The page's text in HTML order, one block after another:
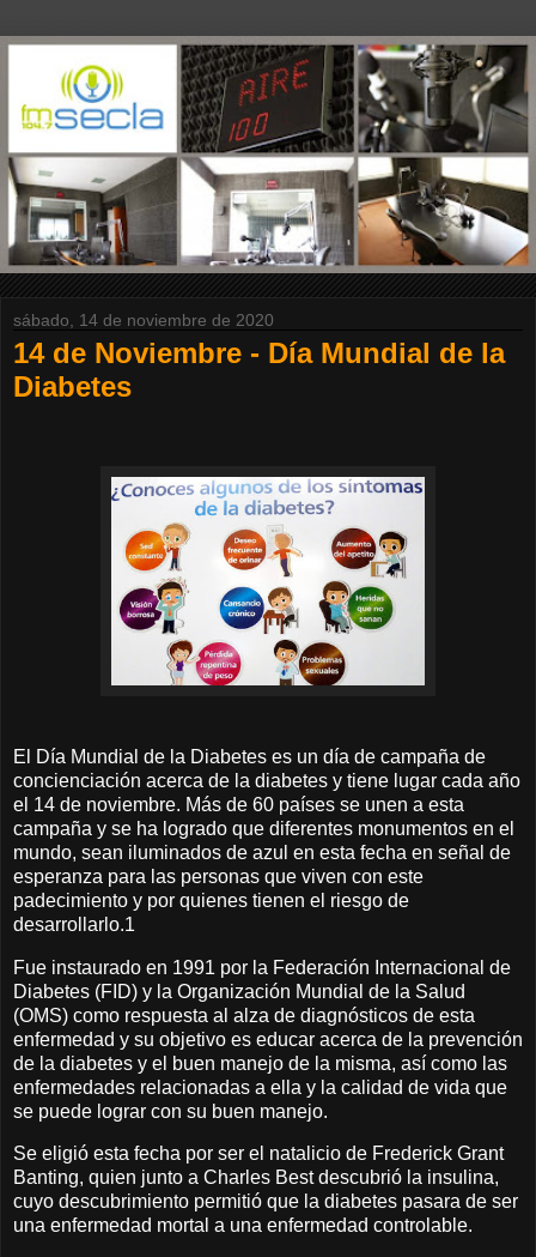
sábado, 14 de noviembre de 2020
14 de Noviembre - Día Mundial de la
Diabetes
El Día Mundial de la Diabetes es un día de campaña de
concienciación acerca de la diabetes y tiene lugar cada año
el 14 de noviembre. Más de 60 países se unen a esta
campaña y se ha logrado que diferentes monumentos en el
mundo, sean iluminados de azul en esta fecha en señal de
esperanza para las personas que viven con este
padecimiento y por quienes tienen el riesgo de
desarrollarlo.1
Fue instaurado en 1991 por la Federación Internacional de
Diabetes (FID) y la Organización Mundial de la Salud
(OMS) como respuesta al alza de diagnósticos de esta
enfermedad​ y su objetivo es educar acerca de la prevención
de la diabetes y el buen manejo de la misma, así como las
enfermedades relacionadas a ella y la calidad de vida que
se puede lograr con su buen manejo.
Se eligió esta fecha por ser el natalicio de Frederick Grant
Banting, quien junto a Charles Best descubrió la insulina,
cuyo descubrimiento permitió que la diabetes pasara de ser
una enfermedad mortal a una enfermedad controlable.